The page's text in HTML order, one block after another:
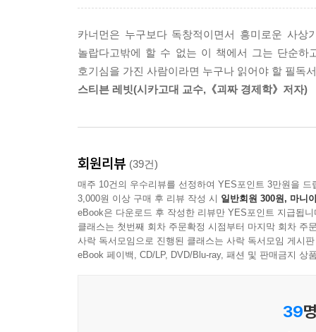
있지만, 사진은 기억 자아에게는 매우 유용하다.
우리는 저장될 거라 기대하는 이야기와 기억 모음
때 자주 사용된다. 휴가 경험의 목표가 무엇인지
격을 바꿔 놓는다. 자의적으로 기억할 만한 경험
‘빠르게 생각하기’이다. 반면 전문가의 해결책
주제였다. 대니얼 카너먼은 ‘시스템 1’과 ‘시스
적나라하게 설명한다. 직관적인 시스템 1은 경험
조종한다. 이 책은 대부분 시스템 1의 작동
사이코드라마처럼 흥미롭게 다루고 있다.
대니얼 카너먼의 첫 번째 책!
언뜻 보면 어려워 보이는 이 책은 총 5부로 구성
자동적 활동과 시스템 2의 통제적 활동의 차이를
이유를 보여준다.
2부에서는 판단 휴리스틱을 다룬 최신 연구결과
맞춘다. 우리는 쉽게 연상하면서 생각하고, 은유
카너먼은 누구보다 독창적이면서 흥미로운 사
놀랍다고밖에 할 수 없는 이 책에서 그는 단순하
호기심을 가진 사람이라면 누구나 읽어야 할 필독
스티븐 레빗(시카고대 교수,《괴짜 경제학》저자)
회원리뷰 (39건)
매주 10건의 우수리뷰를 선정하여 YES포인트 3만원을 드
3,000원 이상 구매 후 리뷰 작성 시 일반회원 300원, 마니
eBook은 다운로드 후 작성한 리뷰만 YES포인트 지급됩니
클래스는 첫번째 회차 주문확정 시점부터 마지막 회차 주
사락 독서모임으로 진행된 클래스는 사락 독서모임 게시
eBook 페이백, CD/LP, DVD/Blu-ray, 패션 및 판매금지 상
39